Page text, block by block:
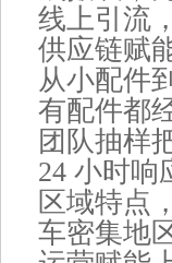
线上引流
供应链赋
从小配件
有配件都
团队抽样
24 小时响
区域特点
车密集地